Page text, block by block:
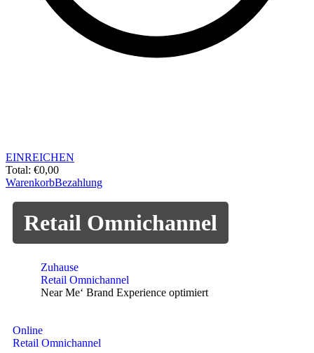
EINREICHEN
Total: €0,00
WarenkorbBezahlung
Retail Omnichannel
Zuhause
Retail Omnichannel
Near Me‘ Brand Experience optimiert
Online
Retail Omnichannel